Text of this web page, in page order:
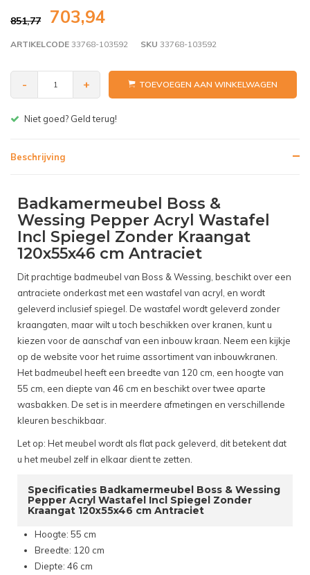
851,77 703,94
ARTIKELCODE 33768-103592 SKU 33768-103592
- + TOEVOEGEN AAN WINKELWAGEN
Gratis bezorgen v.a. € 150,- (NL)
Beschrijving
Badkamermeubel Boss &
Wessing Pepper Acryl Wastafel
Incl Spiegel Zonder Kraangat
120x55x46 cm Antraciet
Dit prachtige badmeubel van Boss & Wessing, beschikt over een
antraciete onderkast met een wastafel van acryl, en wordt
geleverd inclusief spiegel. De wastafel wordt geleverd zonder
kraangaten, maar wilt u toch beschikken over kranen, kunt u
kiezen voor de aanschaf van een inbouw kraan. Neem een kijkje
op de website voor het ruime assortiment van inbouwkranen.
Het badmeubel heeft een breedte van 120 cm, een hoogte van
55 cm, een diepte van 46 cm en beschikt over twee aparte
wasbakken. De set is in meerdere afmetingen en verschillende
kleuren beschikbaar.
Let op: Het meubel wordt als flat pack geleverd, dit betekent dat
u het meubel zelf in elkaar dient te zetten.
Specificaties Badkamermeubel Boss & Wessing
Pepper Acryl Wastafel Incl Spiegel Zonder
Kraangat 120x55x46 cm Antraciet
Hoogte: 55 cm
Breedte: 120 cm
Diepte: 46 cm